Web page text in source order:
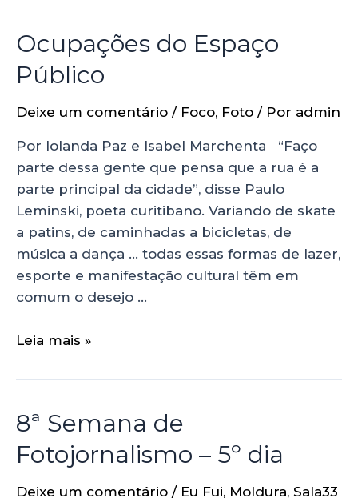
Ocupações do Espaço
Público
Deixe um comentário / Foco, Foto / Por admin
Por Iolanda Paz e Isabel Marchenta “Faço
parte dessa gente que pensa que a rua é a
parte principal da cidade”, disse Paulo
Leminski, poeta curitibano. Variando de skate
a patins, de caminhadas a bicicletas, de
música a dança … todas essas formas de lazer,
esporte e manifestação cultural têm em
comum o desejo …
Leia mais »
8ª Semana de
Fotojornalismo – 5º dia
Deixe um comentário / Eu Fui, Moldura, Sala33